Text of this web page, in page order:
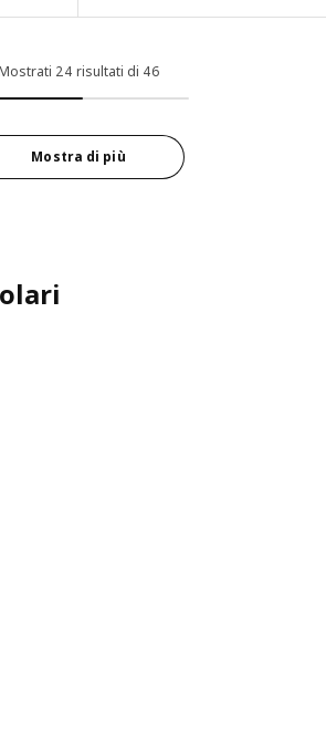
+ ante/cassetti, marrone-nero
+ ante/cassetti, bianco/Lappviken/
24 risultati di 46
Mostra di più